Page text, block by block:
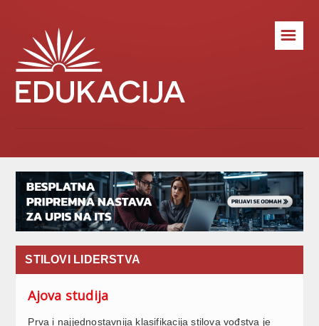
☰
STILOVI LIDERSTVA
Ajova studija
Prva i najjednostavnija klasifikacija stilova vođstva je